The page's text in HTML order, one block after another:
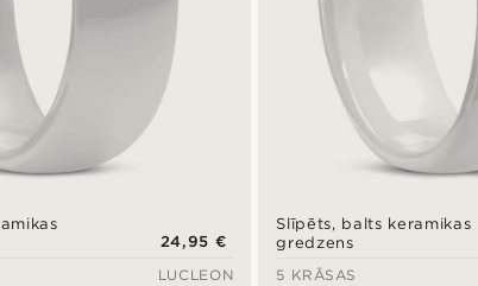
24,95 €
LUCLEON
Slīpēts, balts keramikas
gredzens
5 KRĀSAS